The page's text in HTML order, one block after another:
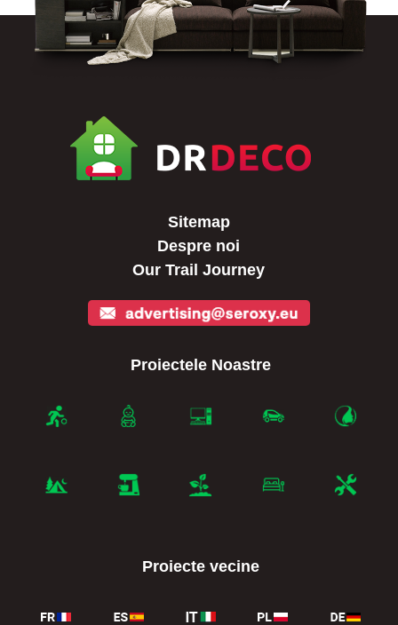
Sitemap
Despre noi
Our Trail Journey
Proiectele Noastre
Proiecte vecine